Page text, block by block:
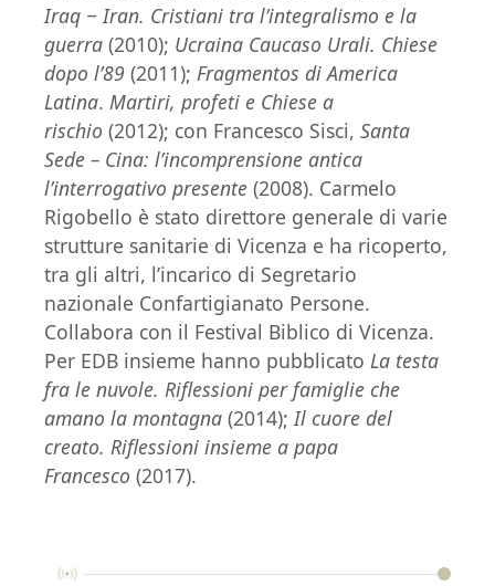
Iraq ‒ Iran. Cristiani tra l’integralismo e la
guerra (2010); Ucraina Caucaso Urali. Chiese
dopo l’89 (2011); Fragmentos di America
Latina. Martiri, profeti e Chiese a
rischio (2012); con Francesco Sisci, Santa
Sede – Cina: l’incomprensione antica
l’interrogativo presente (2008). Carmelo
Rigobello è stato direttore generale di varie
strutture sanitarie di Vicenza e ha ricoperto,
tra gli altri, l’incarico di Segretario
nazionale Confartigianato Persone.
Collabora con il Festival Biblico di Vicenza.
Per EDB insieme hanno pubblicato La testa
fra le nuvole. Riflessioni per famiglie che
amano la montagna (2014);Il cuore del
creato. Riflessioni insieme a papa
Francesco (2017).